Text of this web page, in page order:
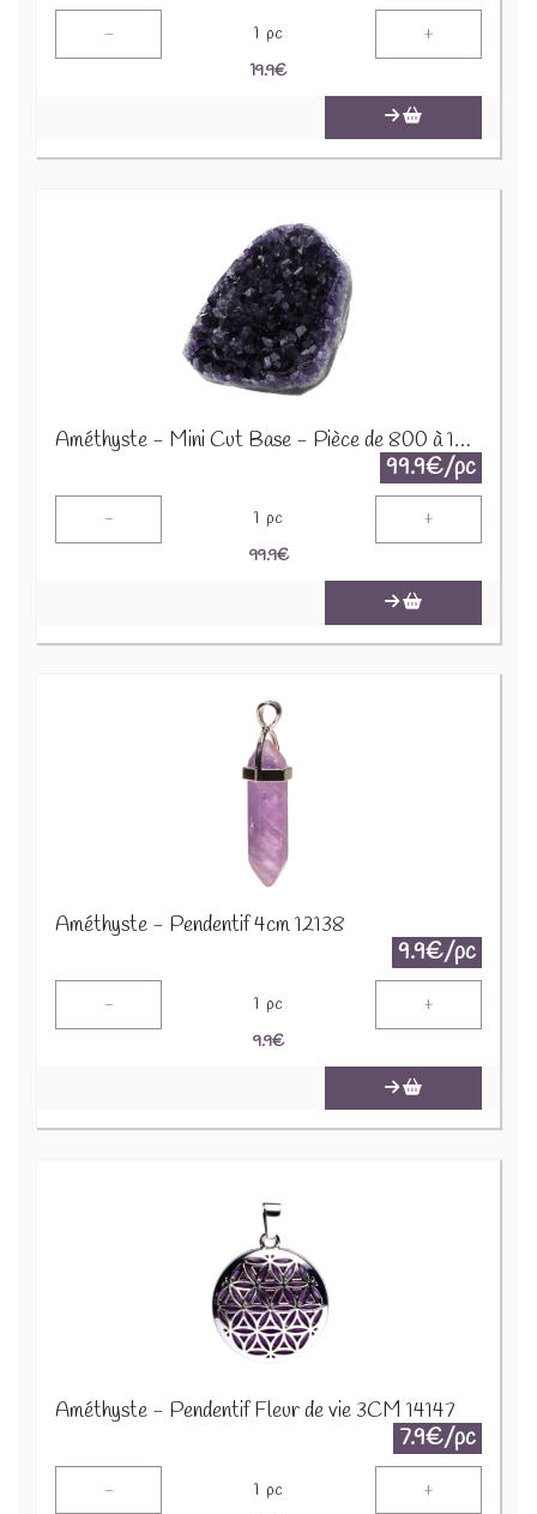
- 1 pc +
19.9€
Améthyste - Mini Cut Base - Pièce de 800 à 1000 Gr 64059
99.9€/pc
- 1 pc +
99.9€
Améthyste - Pendentif 4cm 12138
9.9€/pc
- 1 pc +
9.9€
Améthyste - Pendentif Fleur de vie 3CM 14147
7.9€/pc
- 1 pc +